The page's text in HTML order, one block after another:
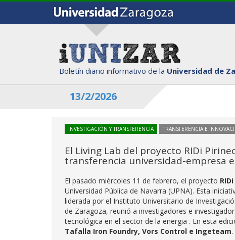
Boletín diario informativo de la Universidad de
13/2/2026
INVESTIGACIÓN Y TRANSFERENCIA TRANSFERENCIA E
El Living Lab del proyecto RIDi
transferencia universidad-empresa
El pasado miércoles 11 de febrero, el proyecto
Universidad Pública de Navarra (UPNA). Esta
liderada por el Instituto Universitario de
de Zaragoza, reunió a investigadores e
tecnológica en el sector de la energia . En esta
Tafalla Iron Foundry, Vors Control e Ingeteam.